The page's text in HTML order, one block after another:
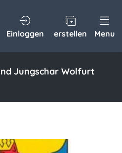
Einloggen erstellen Menu
Jungschar Wolfurt